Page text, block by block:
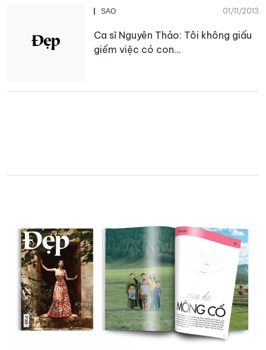
SAO 01/11/2013
Ca sĩ Nguyên Thảo: Tôi không giấu
giếm việc có con…